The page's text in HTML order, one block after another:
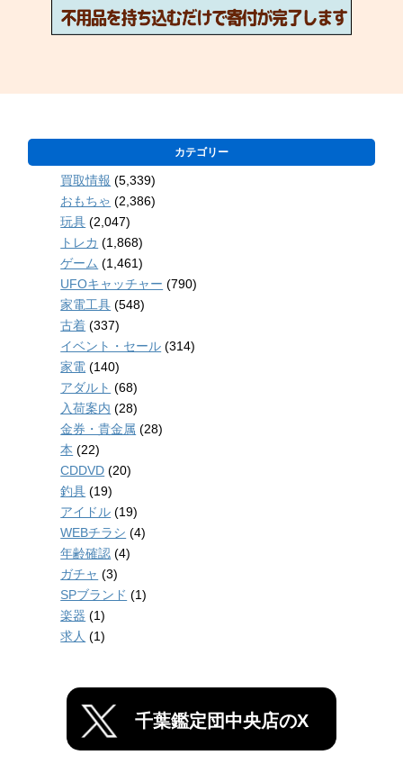
カテゴリー
買取情報 (5,339)
おもちゃ (2,386)
玩具 (2,047)
トレカ (1,868)
ゲーム (1,461)
UFOキャッチャー (790)
家電工具 (548)
古着 (337)
イベント・セール (314)
家電 (140)
アダルト (68)
入荷案内 (28)
金券・貴金属 (28)
本 (22)
CDDVD (20)
釣具 (19)
アイドル (19)
WEBチラシ (4)
年齢確認 (4)
ガチャ (3)
SPブランド (1)
楽器 (1)
求人 (1)
千葉鑑定団中央店のX